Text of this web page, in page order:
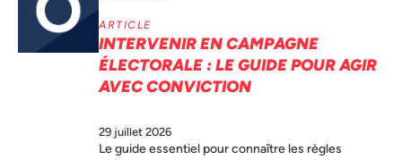
ARTICLE
INTERVENIR EN CAMPAGNE
ÉLECTORALE : LE GUIDE POUR AGIR
AVEC CONVICTION
29 juillet 2026
Le guide essentiel pour connaître les règles